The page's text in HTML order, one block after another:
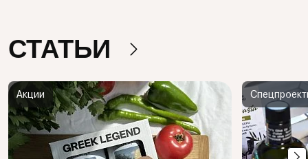
СТАТЬИ
Акции